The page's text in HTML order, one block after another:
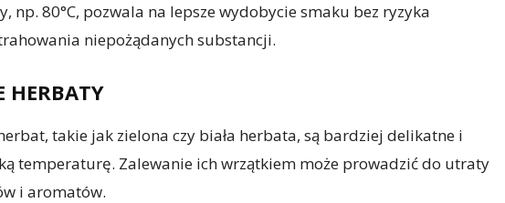
np. 80°C, pozwala na lepsze wydobycie smaku bez ryzyka
niepożądanych substancji.
HERBATY
takie jak zielona czy biała herbata, są bardziej delikatne i
temperaturę. Zalewanie ich wrzątkiem może prowadzić do utraty
i aromatów.